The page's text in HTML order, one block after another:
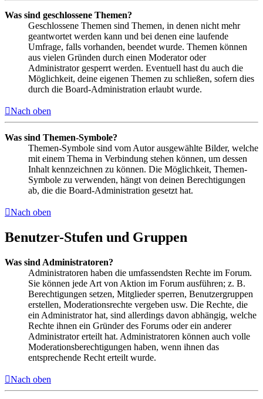
Was sind geschlossene Themen?
Geschlossene Themen sind Themen, in denen nicht mehr
geantwortet werden kann und bei denen eine laufende
Umfrage, falls vorhanden, beendet wurde. Themen können
aus vielen Gründen durch einen Moderator oder
Administrator gesperrt werden. Eventuell hast du auch die
Möglichkeit, deine eigenen Themen zu schließen, sofern dies
durch die Board-Administration erlaubt wurde.
Nach oben
Was sind Themen-Symbole?
Themen-Symbole sind vom Autor ausgewählte Bilder, welche
mit einem Thema in Verbindung stehen können, um dessen
Inhalt kennzeichnen zu können. Die Möglichkeit, Themen-
Symbole zu verwenden, hängt von deinen Berechtigungen
ab, die die Board-Administration gesetzt hat.
Nach oben
Benutzer-Stufen und Gruppen
Was sind Administratoren?
Administratoren haben die umfassendsten Rechte im Forum.
Sie können jede Art von Aktion im Forum ausführen; z. B.
Berechtigungen setzen, Mitglieder sperren, Benutzergruppen
erstellen, Moderationsrechte vergeben usw. Die Rechte, die
ein Administrator hat, sind allerdings davon abhängig, welche
Rechte ihnen ein Gründer des Forums oder ein anderer
Administrator erteilt hat. Administratoren können auch volle
Moderationsberechtigungen haben, wenn ihnen das
entsprechende Recht erteilt wurde.
Nach oben